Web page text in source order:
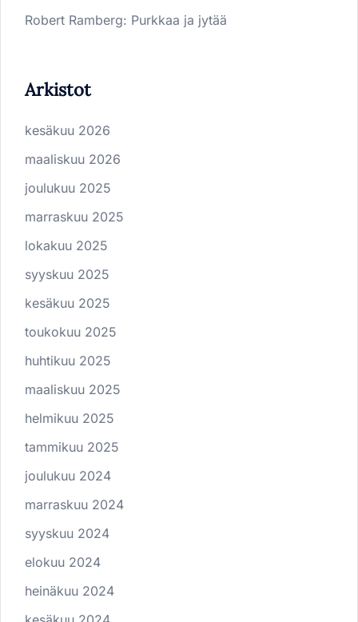
Robert Ramberg: Purkkaa ja jytää
Arkistot
kesäkuu 2026
maaliskuu 2026
joulukuu 2025
marraskuu 2025
lokakuu 2025
syyskuu 2025
kesäkuu 2025
toukokuu 2025
huhtikuu 2025
maaliskuu 2025
helmikuu 2025
tammikuu 2025
joulukuu 2024
marraskuu 2024
syyskuu 2024
elokuu 2024
heinäkuu 2024